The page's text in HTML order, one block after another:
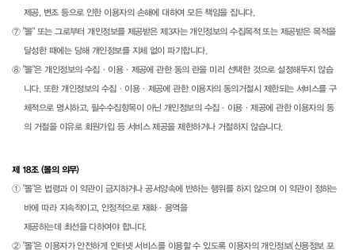
제공, 변조 등으로 인한 이용자의 손해에 대하여 모든 책임을 집니다.
⑦ "몰" 또는 그로부터 개인정보를 제공받은 제3자는 개인정보의 수집목적 또는 제공받은 목적을
달성한 때에는 당해 개인정보를 지체 없이 파기합니다.
⑧ "몰"은 개인정보의 수집·이용·제공에 관한 동의 란을 미리 선택한 것으로 설정해두지 않습
니다. 또한 개인정보의 수집·이용·제공에 관한 이용자의 동의거절시 제한되는 서비스를 구
체적으로 명시하고, 필수수집항목이 아닌 개인정보의 수집·이용·제공에 관한 이용자의 동
의 거절을 이유로 회원가입 등 서비스 제공을 제한하거나 거절하지 않습니다.
제 18조 (몰의 의무)
① "몰"은 법령과 이 약관이 금지하거나 공서양속에 반하는 행위를 하지 않으며 이 약관이 정하는
바에 따라 지속적이고, 안정적으로 재화·용역을
제공하는데 최선을 다하여야 합니다.
② "몰"은 이용자가 안전하게 인터넷 서비스를 이용할 수 있도록 이용자의 개인정보(신용정보 포